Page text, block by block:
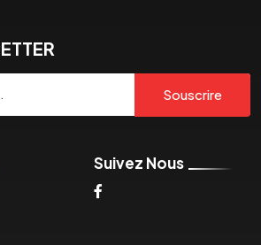
Souscrire
Suivez Nous